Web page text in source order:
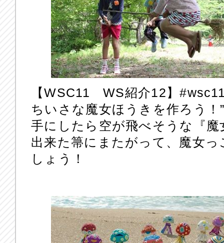
【WSC11 WS紹介12】‪
ちいさな魔女ほうきを作ろう
手にしたら空が飛べそうな『
出来た箒にまたがって、魔女
しょう！